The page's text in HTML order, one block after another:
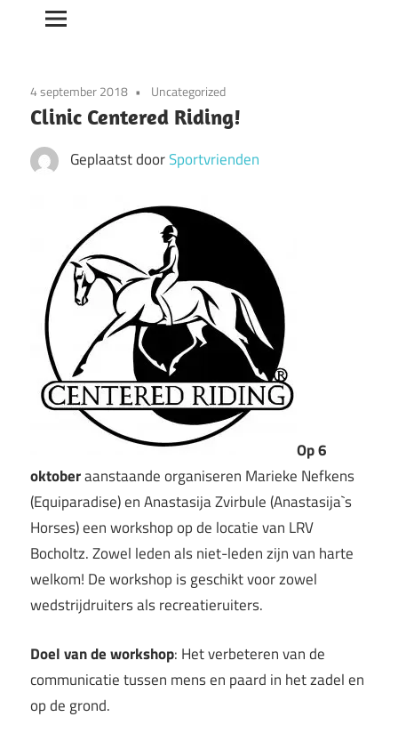
4 september 2018 Uncategorized
Clinic Centered Riding!
Geplaatst doorSportvrienden
Op 6
oktoberaanstaande organiseren Marieke Nefkens
(Equiparadise) en Anastasija Zvirbule (Anastasija`s
Horses) een workshop op de locatie van LRV
Bocholtz. Zowel leden als niet-leden zijn van harte
welkom! De workshop is geschikt voor zowel
wedstrijdruiters als recreatieruiters.
Doel van de workshop: Het verbeteren van de
communicatie tussen mens en paard in het zadel en
op de grond.